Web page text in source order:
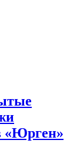
«Юрген»